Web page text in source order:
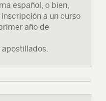
español, o bien,
a un curso
año de